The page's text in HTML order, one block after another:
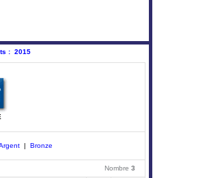
: 2015
| Bronze
Nombre 3